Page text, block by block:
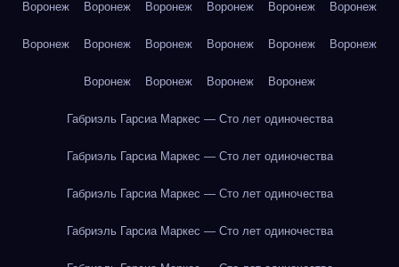
Воронеж Воронеж Воронеж Воронеж Воронеж Воронеж
Воронеж Воронеж Воронеж Воронеж Воронеж Воронеж
Воронеж Воронеж Воронеж Воронеж
Габриэль Гарсиа Маркес — Сто лет одиночества
Габриэль Гарсиа Маркес — Сто лет одиночества
Габриэль Гарсиа Маркес — Сто лет одиночества
Габриэль Гарсиа Маркес — Сто лет одиночества